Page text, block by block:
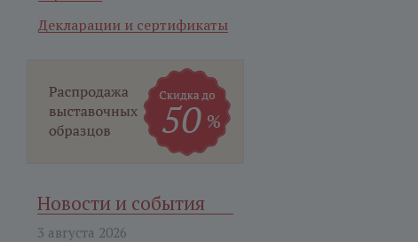
Декларации и сертификаты
Новости и события
3 августа 2026